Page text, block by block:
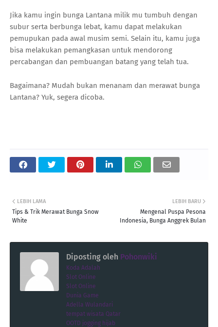
Jika kamu ingin bunga Lantana milik mu tumbuh dengan
subur serta berbunga lebat, kamu dapat melakukan
pemupukan pada awal musim semi. Selain itu, kamu juga
bisa melakukan pemangkasan untuk mendorong
percabangan dan pembuangan batang yang telah tua.
Bagaimana? Mudah bukan menanam dan merawat bunga
Lantana? Yuk, segera dicoba.
LEBIH BARU
Mengenal Puspa Pesona
Indonesia, Bunga Anggrek Bulan
LEBIH LAMA
Tips & Trik Merawat Bunga Snow
White
Diposting oleh Pohonwiki
Koda Adalah
Slot Online
Slot Online
Dunia Game
Adella Wulandari
tempat wisata Qatar
OOTD jogging hijab